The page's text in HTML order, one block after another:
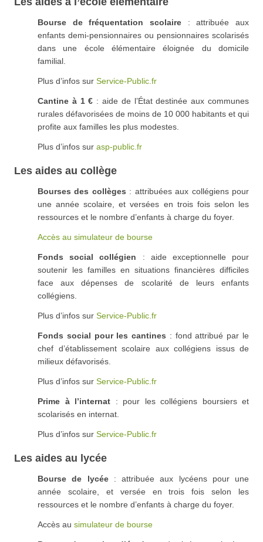
Bourse de fréquentation scolaire : attribuée aux
enfants demi-pensionnaires ou pensionnaires scolarisés
dans une école élémentaire éloignée du domicile
familial.
Plus d’infos sur Service-Public.fr
Cantine à 1 € : aide de l’État destinée aux communes
rurales défavorisées de moins de 10 000 habitants et qui
profite aux familles les plus modestes.
Plus d’infos sur asp-public.fr
Les aides au collège
Bourses des collèges : attribuées aux collégiens pour
une année scolaire, et versées en trois fois selon les
ressources et le nombre d’enfants à charge du foyer.
Accès au simulateur de bourse
Fonds social collégien : aide exceptionnelle pour
soutenir les familles en situations financières difficiles
face aux dépenses de scolarité de leurs enfants
collégiens.
Plus d’infos sur Service-Public.fr
Fonds social pour les cantines : fond attribué par le
chef d’établissement scolaire aux collégiens issus de
milieux défavorisés.
Plus d’infos sur Service-Public.fr
Prime à l’internat : pour les collégiens boursiers et
scolarisés en internat.
Plus d’infos sur Service-Public.fr
Les aides au lycée
Bourse de lycée: attribuée aux lycéens pour une
année scolaire, et versée en trois fois selon les
ressources et le nombre d’enfants à charge du foyer.
Accès au simulateur de bourse